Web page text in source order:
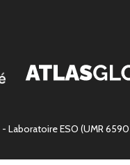
- Laboratoire ESO (UMR